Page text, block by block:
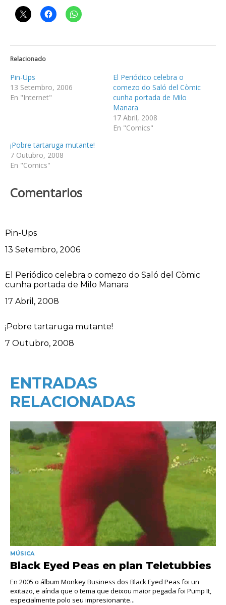
Relacionado
Pin-Ups
13 Setembro, 2006
En "Internet"
El Periódico celebra o
comezo do Saló del Còmic
cunha portada de Milo
Manara
17 Abril, 2008
En "Comics"
¡Pobre tartaruga mutante!
7 Outubro, 2008
En "Comics"
Comentarios
Pin-Ups
Data
13 Setembro, 2006
El Periódico celebra o comezo do Saló del Còmic
cunha portada de Milo Manara
Data
17 Abril, 2008
¡Pobre tartaruga mutante!
Data
7 Outubro, 2008
ENTRADAS
RELACIONADAS
MÚSICA
Black Eyed Peas en plan Teletubbies
En 2005 o álbum Monkey Business dos Black Eyed Peas foi un
exitazo, e aínda que o tema que deixou maior pegada foi Pump It,
especialmente polo seu impresionante...